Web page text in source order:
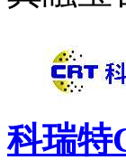
科瑞特